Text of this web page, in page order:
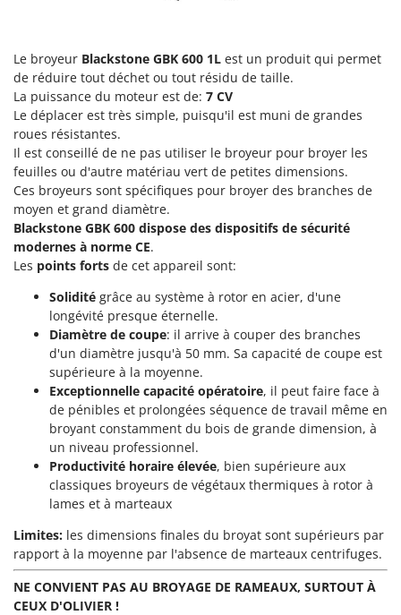
H
Haches - Cognées et Hachettes
Hachoirs à viande
Herses à Dents
Herses Rotatives
L
Lames à neige
Lames niveleuses pour tracteur
Lave-vitres
Lieuses électriques pour vignes
Machines à pâtes
Machines pour la transformation des fruits
Machines sous vide
Motobineuses
Motoculteurs
Motopompes pour irrigation
Moulins à céréales électriques
Moulins à farine
Edilmark
Effeuno
Einhell
Elegen
Energy Gruppi
Enotecnica Pillan
Eschenfelder
EuroMech
FAC
Fama Industrie
Famag
Famur
FARMER
FBC
Ferrari Group
Ferrua
FIAC
FIEM
Le broyeur Blackstone GBK 600 1L est un produit qui permet
de réduire tout déchet ou tout résidu de taille.
La puissance du moteur est de: 7 CV
Le déplacer est très simple, puisqu'il est muni de grandes
roues résistantes.
Il est conseillé de ne pas utiliser le broyeur pour broyer les
feuilles ou d'autre matériau vert de petites dimensions.
Ces broyeurs sont spécifiques pour broyer des branches de
moyen et grand diamètre.
Blackstone GBK 600 dispose des dispositifs de sécurité
modernes à norme CE.
Les points forts de cet appareil sont:
Solidité grâce au système à rotor en acier, d'une
longévité presque éternelle.
Diamètre de coupe: il arrive à couper des branches
d'un diamètre jusqu'à 50 mm. Sa capacité de coupe est
supérieure à la moyenne.
Exceptionnelle capacité opératoire, il peut faire face à
de pénibles et prolongées séquence de travail même en
broyant constamment du bois de grande dimension, à
un niveau professionnel.
Productivité horaire élevée, bien supérieure aux
classiques broyeurs de végétaux thermiques à rotor à
lames et à marteaux
Limites: les dimensions finales du broyat sont supérieurs par
rapport à la moyenne par l'absence de marteaux centrifuges.
NE CONVIENT PAS AU BROYAGE DE RAMEAUX, SURTOUT À
CEUX D'OLIVIER !